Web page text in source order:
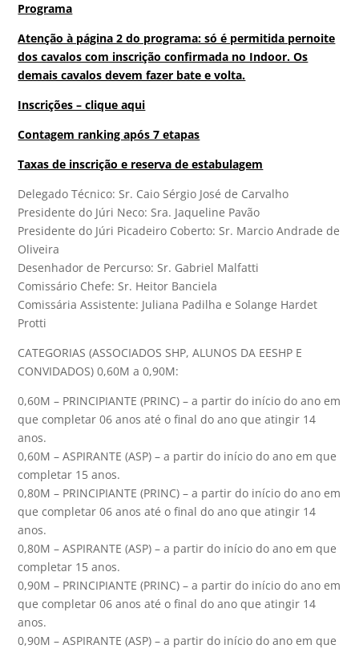
Programa
Atenção à página 2 do programa: só é permitida pernoite
dos cavalos com inscrição confirmada no Indoor. Os
demais cavalos devem fazer bate e volta.
Inscrições – clique aqui
Contagem ranking após 7 etapas
Taxas de inscrição e reserva de estabulagem
Delegado Técnico: Sr. Caio Sérgio José de Carvalho
Presidente do Júri Neco: Sra. Jaqueline Pavão
Presidente do Júri Picadeiro Coberto: Sr. Marcio Andrade de
Oliveira
Desenhador de Percurso: Sr. Gabriel Malfatti
Comissário Chefe: Sr. Heitor Banciela
Comissária Assistente: Juliana Padilha e Solange Hardet
Protti
CATEGORIAS (ASSOCIADOS SHP, ALUNOS DA EESHP E
CONVIDADOS) 0,60M a 0,90M:
0,60M – PRINCIPIANTE (PRINC) – a partir do início do ano em
que completar 06 anos até o final do ano que atingir 14
anos.
0,60M – ASPIRANTE (ASP) – a partir do início do ano em que
completar 15 anos.
0,80M – PRINCIPIANTE (PRINC) – a partir do início do ano em
que completar 06 anos até o final do ano que atingir 14
anos.
0,80M – ASPIRANTE (ASP) – a partir do início do ano em que
completar 15 anos.
0,90M – PRINCIPIANTE (PRINC) – a partir do início do ano em
que completar 06 anos até o final do ano que atingir 14
anos.
0,90M – ASPIRANTE (ASP) – a partir do início do ano em que